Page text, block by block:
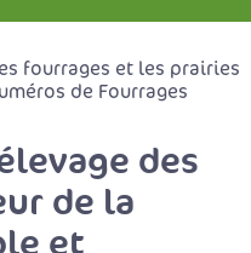
fourrages et les prairies
de Fourrages
des
de la
et